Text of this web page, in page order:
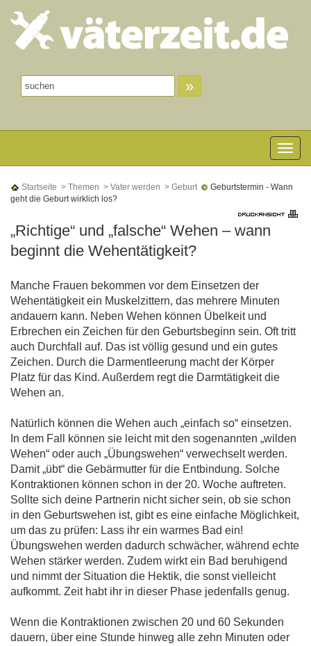
»
Toggle
Startseite > Themen > Vater werden > Geburt
Geburtstermin - Wann
geht die Geburt wirklich los?
„Richtige“ und „falsche“ Wehen – wann
beginnt die Wehentätigkeit?
Manche Frauen bekommen vor dem Einsetzen der
Wehentätigkeit ein Muskelzittern, das mehrere Minuten
andauern kann. Neben Wehen können Übelkeit und
Erbrechen ein Zeichen für den Geburtsbeginn sein. Oft tritt
auch Durchfall auf. Das ist völlig gesund und ein gutes
Zeichen. Durch die Darmentleerung macht der Körper
Platz für das Kind. Außerdem regt die Darmtätigkeit die
Wehen an.
Natürlich können die Wehen auch „einfach so“ einsetzen.
In dem Fall können sie leicht mit den sogenannten „wilden
Wehen“ oder auch „Übungswehen“ verwechselt werden.
Damit „übt“ die Gebärmutter für die Entbindung. Solche
Kontraktionen können schon in der 20. Woche auftreten.
Sollte sich deine Partnerin nicht sicher sein, ob sie schon
in den Geburtswehen ist, gibt es eine einfache Möglichkeit,
um das zu prüfen: Lass ihr ein warmes Bad ein!
Übungswehen werden dadurch schwächer, während echte
Wehen stärker werden. Zudem wirkt ein Bad beruhigend
und nimmt der Situation die Hektik, die sonst vielleicht
aufkommt. Zeit habt ihr in dieser Phase jedenfalls genug.
Wenn die Kontraktionen zwischen 20 und 60 Sekunden
dauern, über eine Stunde hinweg alle zehn Minuten oder